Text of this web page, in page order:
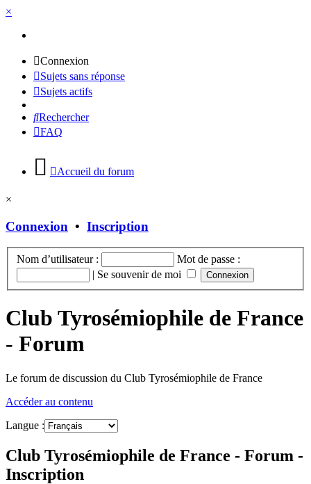
×
Connexion
Sujets sans réponse
Sujets actifs
Rechercher
FAQ
Accueil du forum
×
Connexion • Inscription
Nom d’utilisateur :
Mot de passe :
| Se souvenir de moi
Club Tyrosémiophile de France
- Forum
Le forum de discussion du Club Tyrosémiophile de France
Accéder au contenu
Langue :
Club Tyrosémiophile de France - Forum -
Inscription